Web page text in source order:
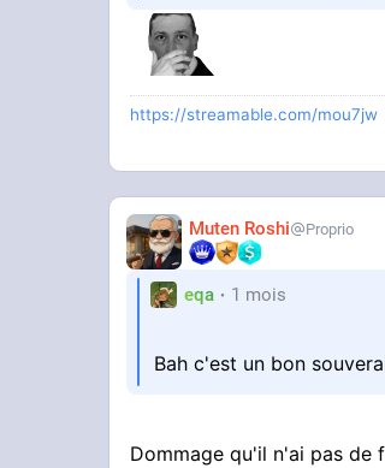
https://streamable.com/mou7jw
Muten Roshi Proprio
eqa 1 mois
Bah c'est un bon
Dommage qu'il n'ai pas de